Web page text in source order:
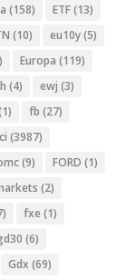
(158) ETF(13)
(10) eu10y(5)
Europa (119)
(4) ewj (3)
fb (27)
(3987)
(9) FORD (1)
(2)
fxe (1)
(6)
Gdx (69)